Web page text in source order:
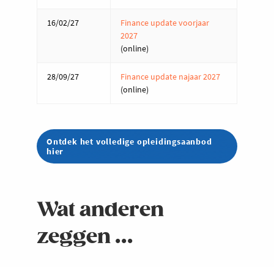
16/02/27
Finance update voorjaar
2027
(online)
28/09/27
Finance update najaar 2027
(online)
Ontdek het volledige opleidingsaanbod
hier
Wat anderen
zeggen ...